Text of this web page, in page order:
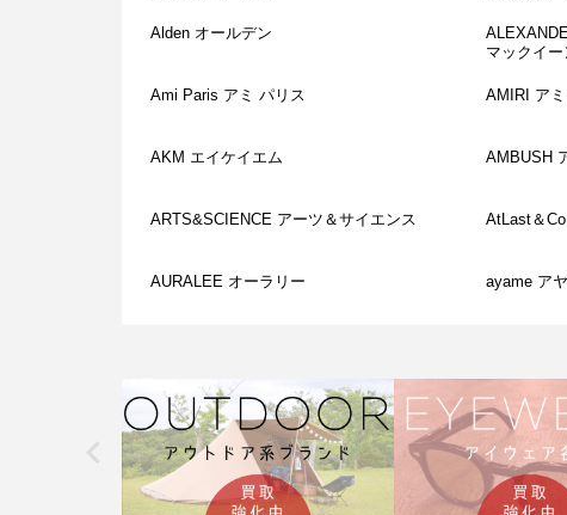
Alden オールデン
マックイー
Ami Paris アミ パリス AMIRI アミ
AKM エイケイエム AMBUSH
ARTS&SCIENCE アーツ＆サイエンス AtLast＆
AURALEE オーラリー ayame ア